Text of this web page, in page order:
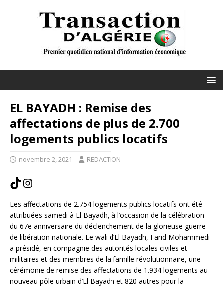
EL BAYADH : Remise des
affectations de plus de 2.700
logements publics locatifs
novembre 2, 2021 REDACTION
Les affectations de 2.754 logements publics locatifs ont été
attribuées samedi à El Bayadh, à l’occasion de la célébration
du 67e anniversaire du déclenchement de la glorieuse guerre
de libération nationale. Le wali d’El Bayadh, Farid Mohammedi
a présidé, en compagnie des autorités locales civiles et
militaires et des membres de la famille révolutionnaire, une
cérémonie de remise des affectations de 1.934 logements au
nouveau pôle urbain d’El Bayadh et 820 autres pour la